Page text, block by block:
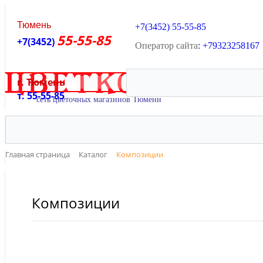
Тюмень
+7(3452) 55-55-85
+7(3452) 55-55-85
Оператор сайта: +79323258167
г. Тюмень
т. 55-55-85
Главная страница Каталог Композиции
Композиции